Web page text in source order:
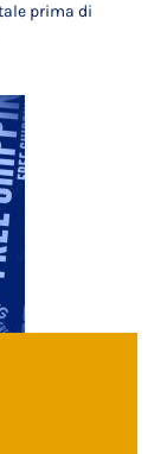
prima di